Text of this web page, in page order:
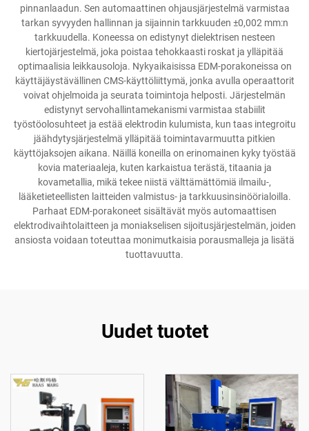
pinnanlaadun. Sen automaattinen ohjausjärjestelmä varmistaa
tarkan syvyyden hallinnan ja sijainnin tarkkuuden ±0,002 mm:n
tarkkuudella. Koneessa on edistynyt dielektrisen nesteen
kiertojärjestelmä, joka poistaa tehokkaasti roskat ja ylläpitää
optimaalisia leikkausoloja. Nykyaikaisissa EDM-porakoneissa on
käyttäjäystävällinen CMS-käyttöliittymä, jonka avulla operaattorit
voivat ohjelmoida ja seurata toimintoja helposti. Järjestelmän
edistynyt servohallintamekanismi varmistaa stabiilit
työstöolosuhteet ja estää elektrodin kulumista, kun taas integroitu
jäähdytysjärjestelmä ylläpitää toimintavarmuutta pitkien
käyttöjaksojen aikana. Näillä koneilla on erinomainen kyky työstää
kovia materiaaleja, kuten karkaistua terästä, titaania ja
kovametallia, mikä tekee niistä välttämättömiä ilmailu-,
lääketieteellisten laitteiden valmistus- ja tarkkuusinsinöörialoilla.
Parhaat EDM-porakoneet sisältävät myös automaattisen
elektrodivaihtolaitteen ja moniakselisen sijoitusjärjestelmän, joiden
ansiosta voidaan toteuttaa monimutkaisia porausmalleja ja lisätä
tuottavuutta.
Uudet tuotet